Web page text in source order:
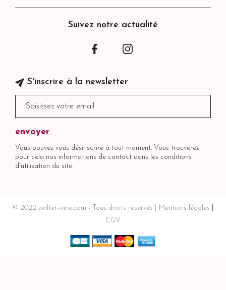
Suivez notre actualité
Facebook
S'inscrire à la newsletter
Vous pouvez vous désinscrire à tout moment. Vous trouverez
pour cela nos informations de contact dans les conditions
d'utilisation du site.
© 2022 walter-wine.com - Tous droits réservés
Mentions légales
CGV